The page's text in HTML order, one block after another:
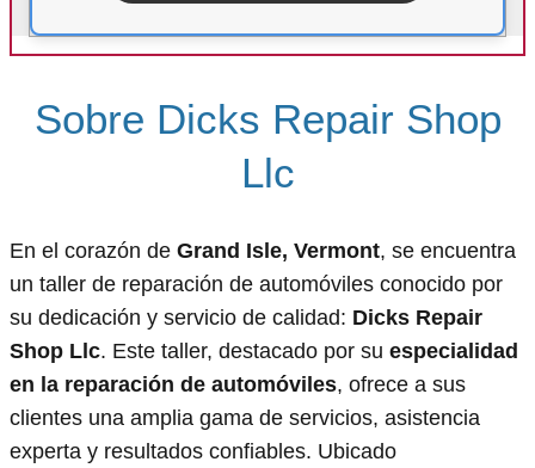
Sobre Dicks Repair Shop
Llc
En el corazón de Grand Isle, Vermont, se encuentra
un taller de reparación de automóviles conocido por
su dedicación y servicio de calidad: Dicks Repair
Shop Llc. Este taller, destacado por su especialidad
en la reparación de automóviles, ofrece a sus
clientes una amplia gama de servicios, asistencia
experta y resultados confiables. Ubicado